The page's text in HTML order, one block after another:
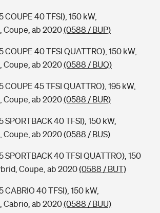
COUPE 40 TFSI), 150 kW,
Coupe, ab 2020(0588 / BUP)
COUPE 40 TFSI QUATTRO), 150 kW,
Coupe, ab 2020(0588 / BUQ)
COUPE 45 TFSI QUATTRO), 195 kW,
Coupe, ab 2020(0588 / BUR)
SPORTBACK 40 TFSI), 150 kW,
Coupe, ab 2020(0588 / BUS)
SPORTBACK 40 TFSI QUATTRO), 150
Coupe, ab 2020(0588 / BUT)
CABRIO 40 TFSI), 150 kW,
Cabrio, ab 2020(0588 / BUU)